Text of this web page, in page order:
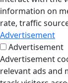
information on
rate, traffic
Advertisement
Advertisement
Advertisement
relevant ads and